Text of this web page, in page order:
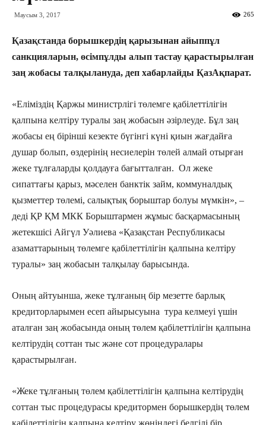
Маусым 3, 2017 265
Қазақстанда борышкердің қарызынан айыппұл
санкцияларын, өсімпұлды алып тастау қарастырылған
заң жобасы талқылануда, деп хабарлайды ҚазАқпарат.
«Еліміздің Қаржы министрлігі төлемге қабілеттілігін
қалпына келтіру туралы заң жобасын әзірлеуде. Бұл заң
жобасы ең бірінші кезекте бүгінгі күні қиын жағдайға
душар болып, өздерінің несиелерін төлей алмай отырған
жеке тұлғаларды қолдауға бағытталған. Ол жеке
сипаттағы қарыз, мәселен банктік займ, коммуналдық
қызметтер төлемі, салықтық борыштар болуы мүмкін», –
деді ҚР ҚМ МКК Борыштармен жұмыс басқармасының
жетекшісі Айгүл Уәлиева «Қазақстан Республикасы
азаматтарының төлемге қабілеттілігін қалпына келтіру
туралы» заң жобасын талқылау барысында.
Оның айтуынша, жеке тұлғаның бір мезетте барлық
кредиторларымен есеп айырысуына тура келмеуі үшін
аталған заң жобасында оның төлем қабілеттілігін қалпына
келтірудің соттан тыс және сот процедуралары
қарастырылған.
«Жеке тұлғаның төлем қабілеттілігін қалпына келтірудің
соттан тыс процедурасы кредитормен борышкердің төлем
қабілеттілігін қалпына келтіру жөніндегі белгілі бір